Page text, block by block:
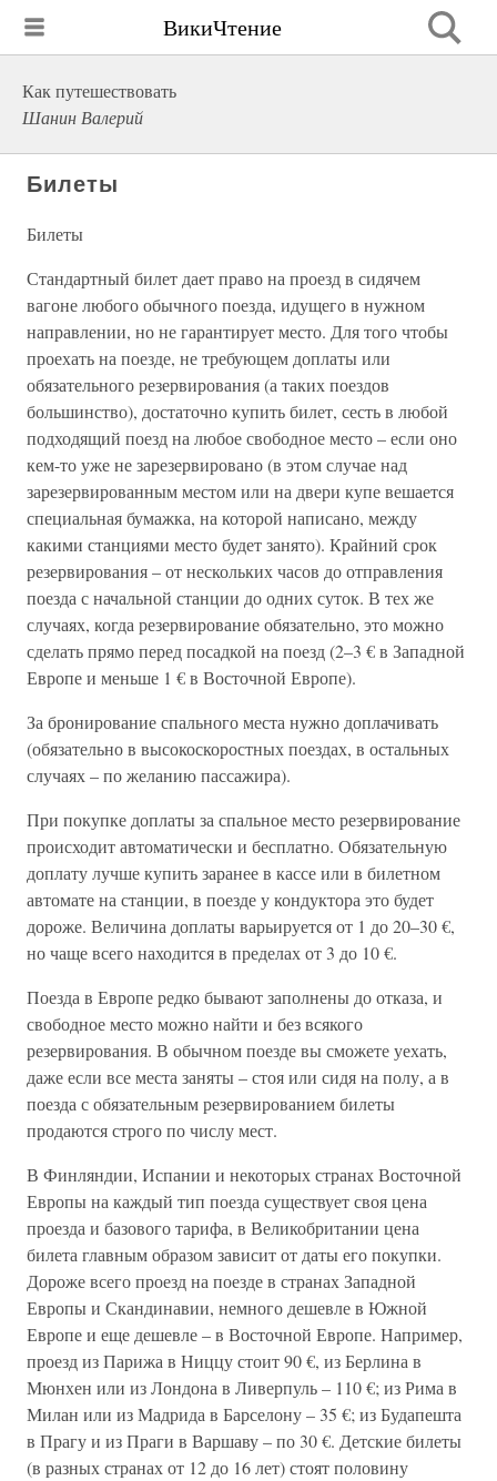
ВикиЧтение
Как путешествовать
Шанин Валерий
Билеты
Билеты
Стандартный билет дает право на проезд в сидячем
вагоне любого обычного поезда, идущего в нужном
направлении, но не гарантирует место. Для того чтобы
проехать на поезде, не требующем доплаты или
обязательного резервирования (а таких поездов
большинство), достаточно купить билет, сесть в любой
подходящий поезд на любое свободное место – если оно
кем-то уже не зарезервировано (в этом случае над
зарезервированным местом или на двери купе вешается
специальная бумажка, на которой написано, между
какими станциями место будет занято). Крайний срок
резервирования – от нескольких часов до отправления
поезда с начальной станции до одних суток. В тех же
случаях, когда резервирование обязательно, это можно
сделать прямо перед посадкой на поезд (2–3 € в Западной
Европе и меньше 1 € в Восточной Европе).
За бронирование спального места нужно доплачивать
(обязательно в высокоскоростных поездах, в остальных
случаях – по желанию пассажира).
При покупке доплаты за спальное место резервирование
происходит автоматически и бесплатно. Обязательную
доплату лучше купить заранее в кассе или в билетном
автомате на станции, в поезде у кондуктора это будет
дороже. Величина доплаты варьируется от 1 до 20–30 €,
но чаще всего находится в пределах от 3 до 10 €.
Поезда в Европе редко бывают заполнены до отказа, и
свободное место можно найти и без всякого
резервирования. В обычном поезде вы сможете уехать,
даже если все места заняты – стоя или сидя на полу, а в
поезда с обязательным резервированием билеты
продаются строго по числу мест.
В Финляндии, Испании и некоторых странах Восточной
Европы на каждый тип поезда существует своя цена
проезда и базового тарифа, в Великобритании цена
билета главным образом зависит от даты его покупки.
Дороже всего проезд на поезде в странах Западной
Европы и Скандинавии, немного дешевле в Южной
Европе и еще дешевле – в Восточной Европе. Например,
проезд из Парижа в Ниццу стоит 90 €, из Берлина в
Мюнхен или из Лондона в Ливерпуль – 110 €; из Рима в
Милан или из Мадрида в Барселону – 35 €; из Будапешта
в Прагу и из Праги в Варшаву – по 30 €. Детские билеты
(в разных странах от 12 до 16 лет) стоят половину